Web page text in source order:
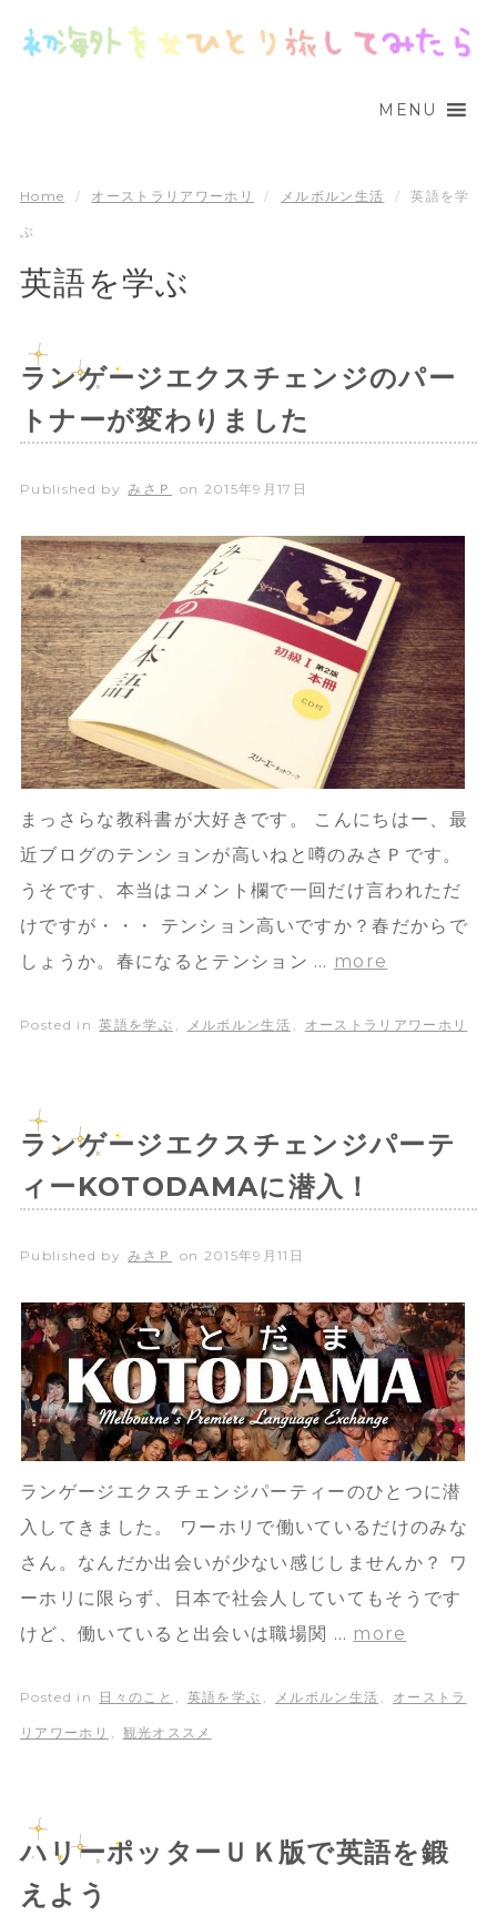
MENU
Home / オーストラリアワーホリ / メルボルン生活 / 英語を学
ぶ
英語を学ぶ
ランゲージエクスチェンジのパー
トナーが変わりました
Published by みさＰ on 2015年9月17日
まっさらな教科書が大好きです。 こんにちはー、最
近ブログのテンションが高いねと噂のみさＰです。
うそです、本当はコメント欄で一回だけ言われただ
けですが・・・ テンション高いですか？春だからで
しょうか。春になるとテンション … more
Posted in 英語を学ぶ , メルボルン生活 , オーストラリアワーホリ
ランゲージエクスチェンジパーテ
ィーKOTODAMAに潜入！
Published by みさＰ on 2015年9月11日
ランゲージエクスチェンジパーティーのひとつに潜
入してきました。 ワーホリで働いているだけのみな
さん。なんだか出会いが少ない感じしませんか？ ワ
ーホリに限らず、日本で社会人していてもそうです
けど、働いていると出会いは職場関 … more
Posted in 日々のこと , 英語を学ぶ , メルボルン生活 , オーストラ
リアワーホリ , 観光オススメ
ハリーポッターＵＫ版で英語を鍛
えよう